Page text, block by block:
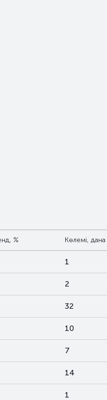
% Көлемі, дана
1
2
32
10
7
14
1